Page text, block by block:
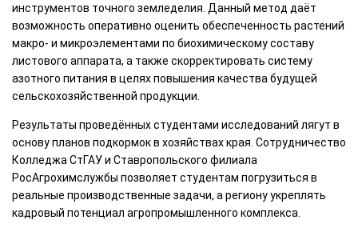
инструментов точного земледелия. Данный метод даёт
возможность оперативно оценить обеспеченность растений
макро- и микроэлементами по биохимическому составу
листового аппарата, а также скорректировать систему
азотного питания в целях повышения качества будущей
сельскохозяйственной продукции.
Результаты проведённых студентами исследований лягут в
основу планов подкормок в хозяйствах края. Сотрудничество
Колледжа СтГАУ и Ставропольского филиала
РосАгрохимслужбы позволяет студентам погрузиться в
реальные производственные задачи, а региону укреплять
кадровый потенциал агропромышленного комплекса.